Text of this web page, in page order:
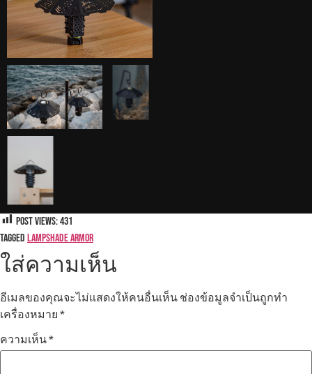
Post Views:431
Tagged LAMPSHADE ARMOR
ใส่ความเห็น
อีเมลของคุณจะไม่แสดงให้คนอื่นเห็น ช่องข้อมูลจำเป็นถูกทำ
เครื่องหมาย *
ความเห็น*